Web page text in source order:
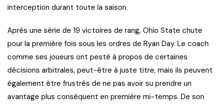
interception durant toute la saison.
Après une série de 19 victoires de rang, Ohio State chute
pour la première fois sous les ordres de Ryan Day. Le coach
comme ses joueurs ont pesté à propos de certaines
décisions arbitrales, peut-être à juste titre, mais ils peuvent
également être frustrés de ne pas avoir su prendre un
avantage plus conséquent en première mi-temps. De son